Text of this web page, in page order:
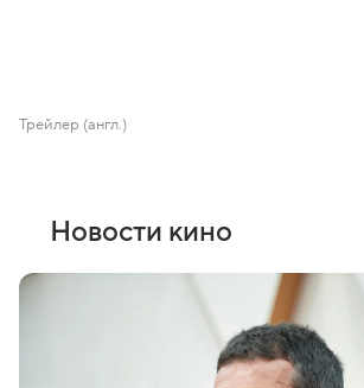
Трейлер (англ.)
Новости кино